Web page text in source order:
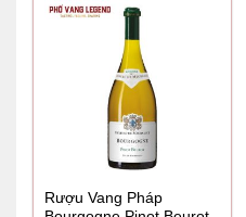
Rượu Vang Pháp